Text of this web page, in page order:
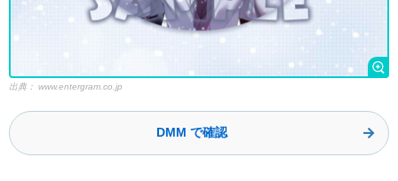
出典： www.entergram.co.jp
DMM で確認